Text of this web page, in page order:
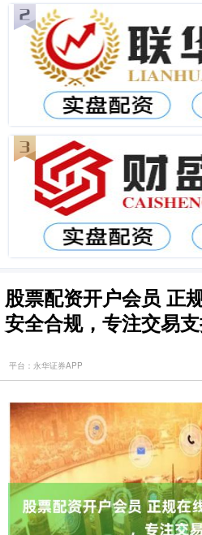
股票配资开户会员 正
安全合规，专注交易
平台：永华证券APP